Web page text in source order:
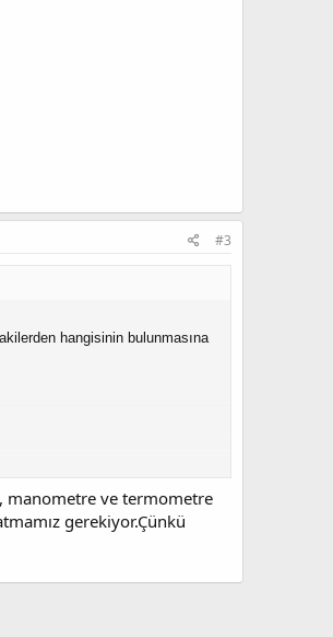
#3
hangisinin bulunmasına
manometre ve termometre
gerekiyor.Çünkü